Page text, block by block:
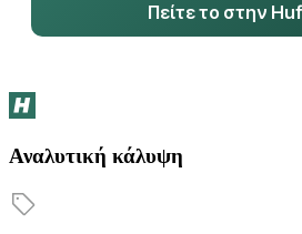
Πείτε το στην
Αναλυτική κάλυψη